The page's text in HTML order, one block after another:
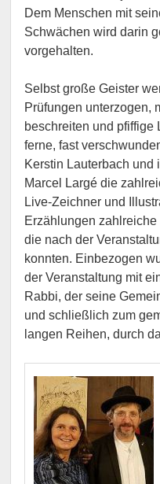
Dem Menschen mit
Schwächen wird darin
vorgehalten.
Selbst große Geister
Prüfungen unterzogen,
beschreiten und pfiffige
ferne, fast
Kerstin Lauterbach
Marcel Largé die
Live-Zeichner und
Erzählungen
die nach der
konnten. Einbezogen
der Veranstaltung mit
Rabbi, der seine
und schließlich zum
langen Reihen, durch